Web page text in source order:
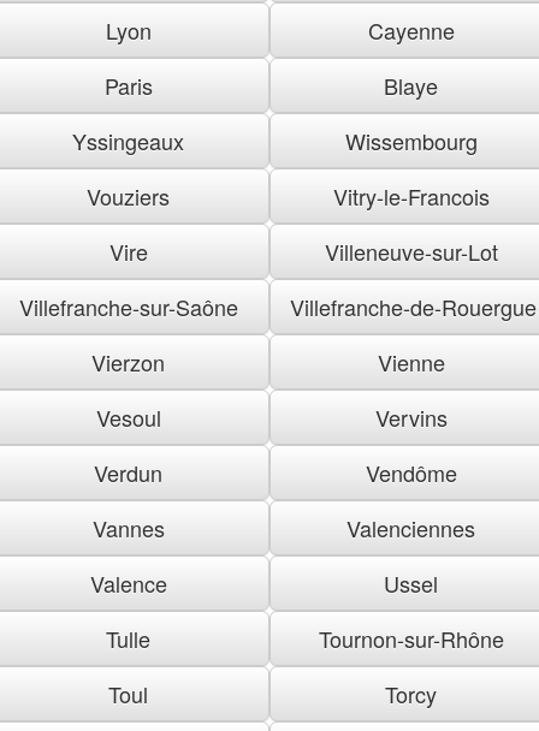
Lyon
Cayenne
Paris
Blaye
Yssingeaux
Wissembourg
Vouziers
Vitry-le-Francois
Vire
Villeneuve-sur-Lot
Villefranche-sur-Saône
Villefranche-de-Rouergue
Vierzon
Vienne
Vesoul
Vervins
Verdun
Vendôme
Vannes
Valenciennes
Valence
Ussel
Tulle
Tournon-sur-Rhône
Toul
Torcy